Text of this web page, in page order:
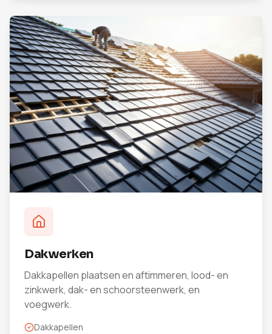
Dakwerken
Dakkapellen plaatsen en aftimmeren, lood- en
zinkwerk, dak- en schoorsteenwerk, en
voegwerk.
Dakkapellen